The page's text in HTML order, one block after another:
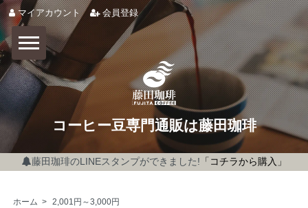
マイアカウント 会員登録
コーヒー豆専門通販は藤田珈琲
藤田珈琲のLINEスタンプができました! 「コチラから購入」
ホーム > 2,001円～3,000円